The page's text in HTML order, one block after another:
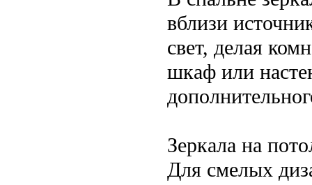
вблизи
свет, делая
шкаф или
Зеркала на
Для смелых